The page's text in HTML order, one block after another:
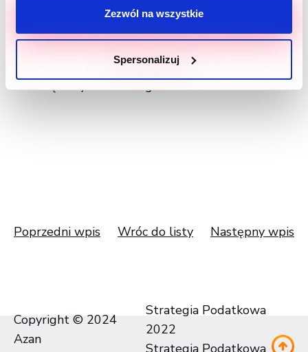
Zezwól na wszystkie
Spersonalizuj
rodzaju karmy, a na gości wspierających imprezę
ze swoimi czworonogami czekały kolorowe
zestawy pełne smakołyków i atrakcyjnych
gadżetów. Przekazaliśmy blisko 840kg karmy dla
zwierząt z żytomierskiego schroniska!
Poprzedni wpis Wróc do listy Następny wpis
Copyright © 2024
Azan
Strategia Podatkowa
2022
Strategia Podatkowa